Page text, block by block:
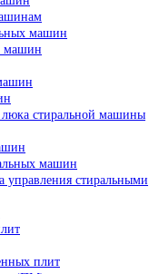
машин
машин
люка стиральной машины
машин
управления стиральными
плит